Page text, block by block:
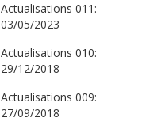
Actualisations 011:
03/05/2023
Actualisations 010:
29/12/2018
Actualisations 009:
27/09/2018